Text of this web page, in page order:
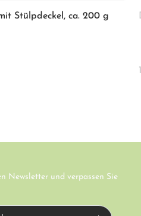
Stülpdeckel, ca. 200 g
Newsletter und verpassen Sie